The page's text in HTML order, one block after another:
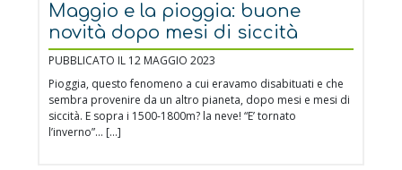
Maggio e la pioggia: buone
novità dopo mesi di siccità
PUBBLICATO IL 12 MAGGIO 2023
Pioggia, questo fenomeno a cui eravamo disabituati e che
sembra provenire da un altro pianeta, dopo mesi e mesi di
siccità. E sopra i 1500-1800m? la neve! “E’ tornato
l’inverno”… […]